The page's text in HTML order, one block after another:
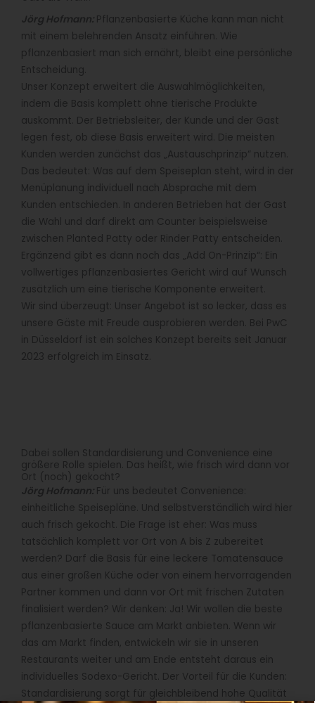
Jörg Hofmann: Pflanzenbasierte Küche kann man nicht
mit einem belehrenden Ansatz einführen. Wie
pflanzenbasiert man sich ernährt, bleibt eine persönliche
Entscheidung.
Unser Konzept erweitert die Auswahlmöglichkeiten,
indem die Basis komplett ohne tierische Produkte
auskommt. Der Betriebsleiter, der Kunde und der Gast
legen fest, ob diese Basis erweitert wird. Die meisten
Kunden werden zunächst das „Austauschprinzip“ nutzen.
Das bedeutet: Was auf dem Speiseplan steht, wird in der
Menüplanung individuell nach Absprache mit dem
Kunden entschieden. In anderen Betrieben hat der Gast
die Wahl und darf direkt am Counter beispielsweise
zwischen Planted Patty oder Rinder Patty entscheiden.
Ergänzend gibt es dann noch das „Add On-Prinzip“: Ein
vollwertiges pflanzenbasiertes Gericht wird auf Wunsch
zusätzlich um eine tierische Komponente erweitert.
Wir sind überzeugt: Unser Angebot ist so lecker, dass es
unsere Gäste mit Freude ausprobieren werden. Bei PwC
in Düsseldorf ist ein solches Konzept bereits seit Januar
2023 erfolgreich im Einsatz.
Dabei sollen Standardisierung und Convenience eine
größere Rolle spielen. Das heißt, wie frisch wird dann vor
Ort (noch) gekocht?
Jörg Hofmann: Für uns bedeutet Convenience:
einheitliche Speisepläne. Und selbstverständlich wird hier
auch frisch gekocht. Die Frage ist eher: Was muss
tatsächlich komplett vor Ort von A bis Z zubereitet
werden? Darf die Basis für eine leckere Tomatensauce
aus einer großen Küche oder von einem hervorragenden
Partner kommen und dann vor Ort mit frischen Zutaten
finalisiert werden? Wir denken: Ja! Wir wollen die beste
pflanzenbasierte Sauce am Markt anbieten. Wenn wir
das am Markt finden, entwickeln wir sie in unseren
Restaurants weiter und am Ende entsteht daraus ein
individuelles Sodexo-Gericht. Der Vorteil für die Kunden:
Standardisierung sorgt für gleichbleibend hohe Qualität